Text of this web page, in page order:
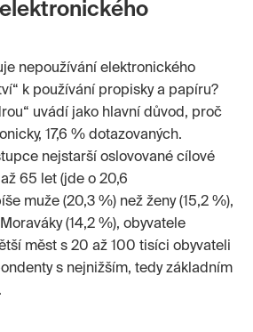
nepoužívání elektronického
k používání propisky a papíru?
uvádí jako hlavní důvod, proč
17,6 % dotazovaných.
nejstarší oslovované cílové
65 let (jde o 20,6
muže (20,3 %) než ženy (15,2 %),
(14,2 %), obyvatele
měst s 20 až 100 tisíci obyvateli
s nejnižším, tedy základním